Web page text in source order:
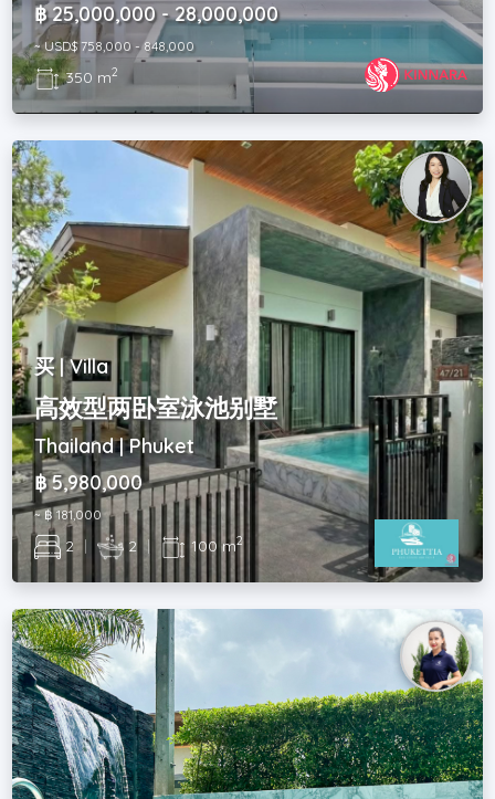
฿ 25,000,000 - 28,000,000
~ USD$ 758,000 - 848,000
350 m2
买 | Villa
高效型两卧室泳池别墅
Thailand | Phuket
฿ 5,980,000
~ ฿ 181,000
2 | 2 | 100 m2